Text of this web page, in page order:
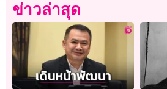
ข่าวล่าสุด